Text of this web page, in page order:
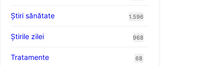
Ştiri sănătate 1.596
Știrile zilei 968
Tratamente 68